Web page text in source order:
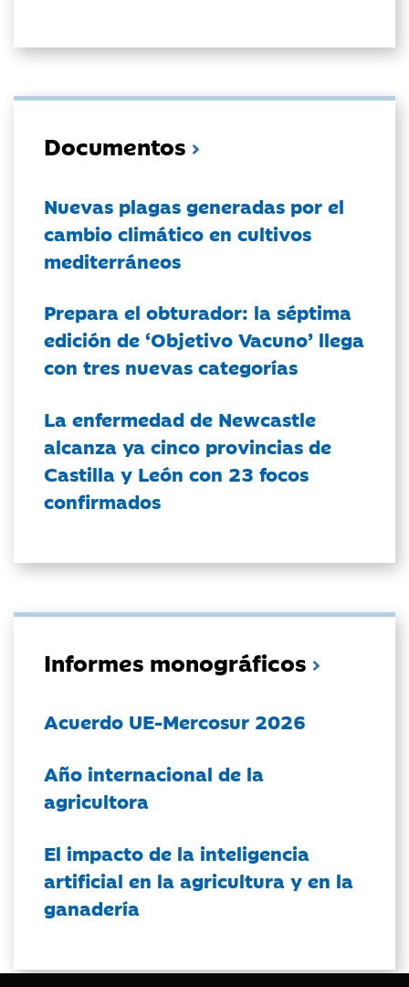
Documentos
Nuevas plagas generadas por el
cambio climático en cultivos
mediterráneos
Prepara el obturador: la séptima
edición de ‘Objetivo Vacuno’ llega
con tres nuevas categorías
La enfermedad de Newcastle
alcanza ya cinco provincias de
Castilla y León con 23 focos
confirmados
Informes monográficos
Acuerdo UE-Mercosur 2026
Año internacional de la
agricultora
El impacto de la inteligencia
artificial en la agricultura y en la
ganadería